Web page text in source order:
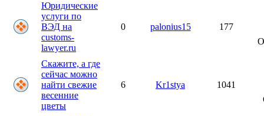
Юридические
услуги по
ВЭД на
customs-
lawyer.ru
0 palonius15
177
Скажите, а где
сейчас можно
найти свежие
весенние
цветы
6 Kr1stya
1041